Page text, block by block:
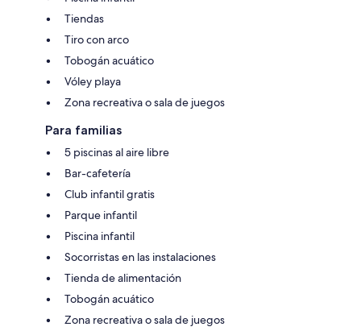
Tiendas
Tiro con arco
Tobogán acuático
Vóley playa
Zona recreativa o sala de juegos
Para familias
5 piscinas al aire libre
Bar-cafetería
Club infantil gratis
Parque infantil
Piscina infantil
Socorristas en las instalaciones
Tienda de alimentación
Tobogán acuático
Zona recreativa o sala de juegos